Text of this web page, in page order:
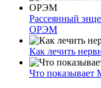
Рассеянный
ОРЭМ
Как лечить
Что показывает